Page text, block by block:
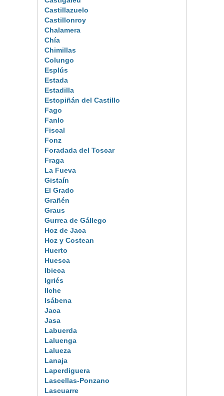
Castillazuelo
Castillonroy
Chalamera
Chía
Chimillas
Colungo
Esplús
Estada
Estadilla
Estopiñán del Castillo
Fago
Fanlo
Fiscal
Fonz
Foradada del Toscar
Fraga
La Fueva
Gistaín
El Grado
Grañén
Graus
Gurrea de Gállego
Hoz de Jaca
Hoz y Costean
Huerto
Huesca
Ibieca
Igriés
Ilche
Isábena
Jaca
Jasa
Labuerda
Laluenga
Lalueza
Lanaja
Laperdiguera
Lascellas-Ponzano
Lascuarre